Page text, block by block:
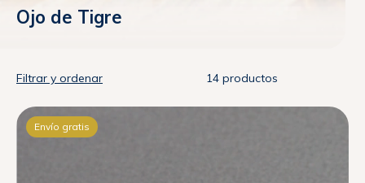
Ojo de Tigre
Filtrar y ordenar 14 productos
Envío gratis